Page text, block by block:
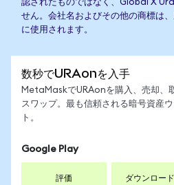
認されたものではなく、Global X
せん。会社名およびその他の商標は
に使用されます。
数秒でURAonを入手
MetaMaskでURAonを購入、売却、
スワップ。最も信頼される暗号資産
ト。
Google Play
評価 ダウンロー